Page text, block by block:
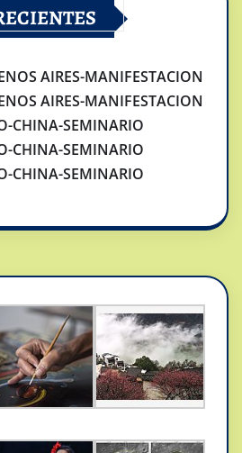
AIRES-MANIFESTACION
AIRES-MANIFESTACION
CHINA-SEMINARIO
CHINA-SEMINARIO
CHINA-SEMINARIO